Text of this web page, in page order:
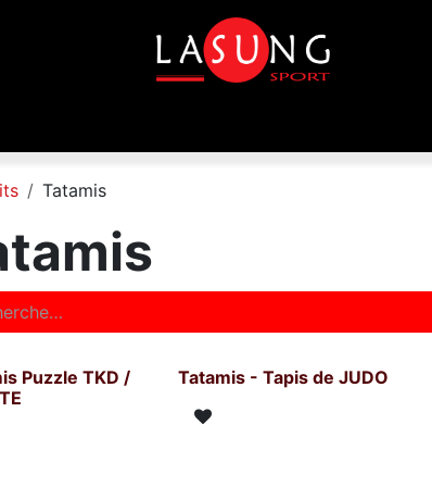
Tatamis
Puzzle TKD /
Tatamis - Tapis de JUDO